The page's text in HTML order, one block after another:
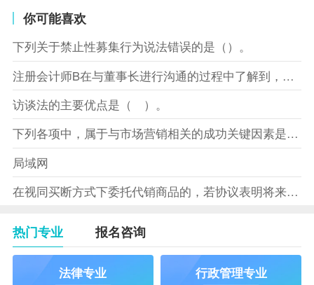
你可能喜欢
下列关于禁止性募集行为说法错误的是（）。
注册会计师B在与董事长进行沟通的过程中了解到，XYZ股份有限
访谈法的主要优点是（ ）。
下列各项中，属于与市场营销相关的成功关键因素是（）。
局域网
在视同买断方式下委托代销商品的，若协议表明将来受托方没有将商
热门专业 报名咨询
法律专业 行政管理专业